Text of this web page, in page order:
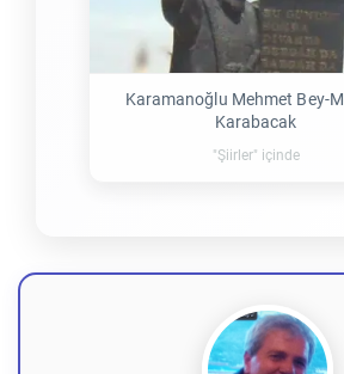
Karamanoğlu Mehmet Bey-
Karabacak
"Şiirler" içinde